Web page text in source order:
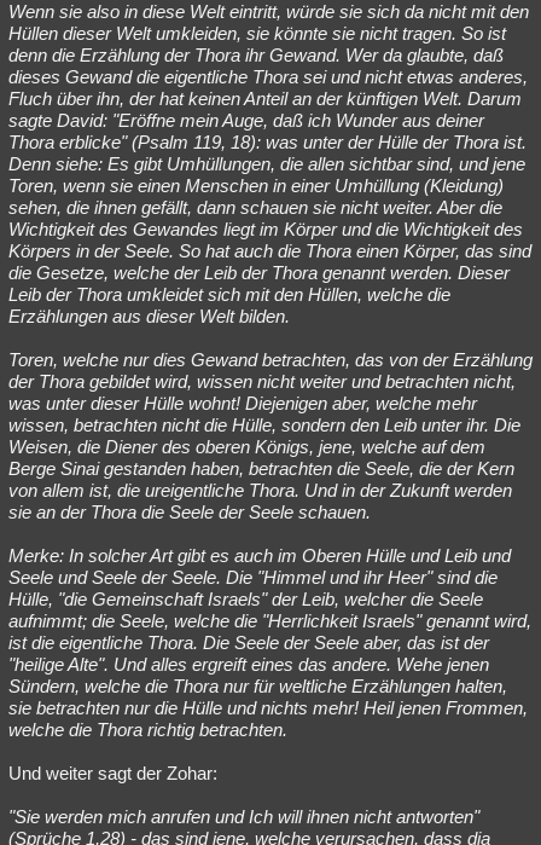
Wenn sie also in diese Welt eintritt, würde sie sich da nicht mit den
Hüllen dieser Welt umkleiden, sie könnte sie nicht tragen. So ist
denn die Erzählung der Thora ihr Gewand. Wer da glaubte, daß
dieses Gewand die eigentliche Thora sei und nicht etwas anderes,
Fluch über ihn, der hat keinen Anteil an der künftigen Welt. Darum
sagte David: "Eröffne mein Auge, daß ich Wunder aus deiner
Thora erblicke" (Psalm 119, 18): was unter der Hülle der Thora ist.
Denn siehe: Es gibt Umhüllungen, die allen sichtbar sind, und jene
Toren, wenn sie einen Menschen in einer Umhüllung (Kleidung)
sehen, die ihnen gefällt, dann schauen sie nicht weiter. Aber die
Wichtigkeit des Gewandes liegt im Körper und die Wichtigkeit des
Körpers in der Seele. So hat auch die Thora einen Körper, das sind
die Gesetze, welche der Leib der Thora genannt werden. Dieser
Leib der Thora umkleidet sich mit den Hüllen, welche die
Erzählungen aus dieser Welt bilden.
Toren, welche nur dies Gewand betrachten, das von der Erzählung
der Thora gebildet wird, wissen nicht weiter und betrachten nicht,
was unter dieser Hülle wohnt! Diejenigen aber, welche mehr
wissen, betrachten nicht die Hülle, sondern den Leib unter ihr. Die
Weisen, die Diener des oberen Königs, jene, welche auf dem
Berge Sinai gestanden haben, betrachten die Seele, die der Kern
von allem ist, die ureigentliche Thora. Und in der Zukunft werden
sie an der Thora die Seele der Seele schauen.
Merke: In solcher Art gibt es auch im Oberen Hülle und Leib und
Seele und Seele der Seele. Die "Himmel und ihr Heer" sind die
Hülle, "die Gemeinschaft Israels" der Leib, welcher die Seele
aufnimmt; die Seele, welche die "Herrlichkeit Israels" genannt wird,
ist die eigentliche Thora. Die Seele der Seele aber, das ist der
"heilige Alte". Und alles ergreift eines das andere. Wehe jenen
Sündern, welche die Thora nur für weltliche Erzählungen halten,
sie betrachten nur die Hülle und nichts mehr! Heil jenen Frommen,
welche die Thora richtig betrachten.
Und weiter sagt der Zohar:
"Sie werden mich anrufen und Ich will ihnen nicht antworten"
(Sprüche 1,28) - das sind jene, welche verursachen, dass dia